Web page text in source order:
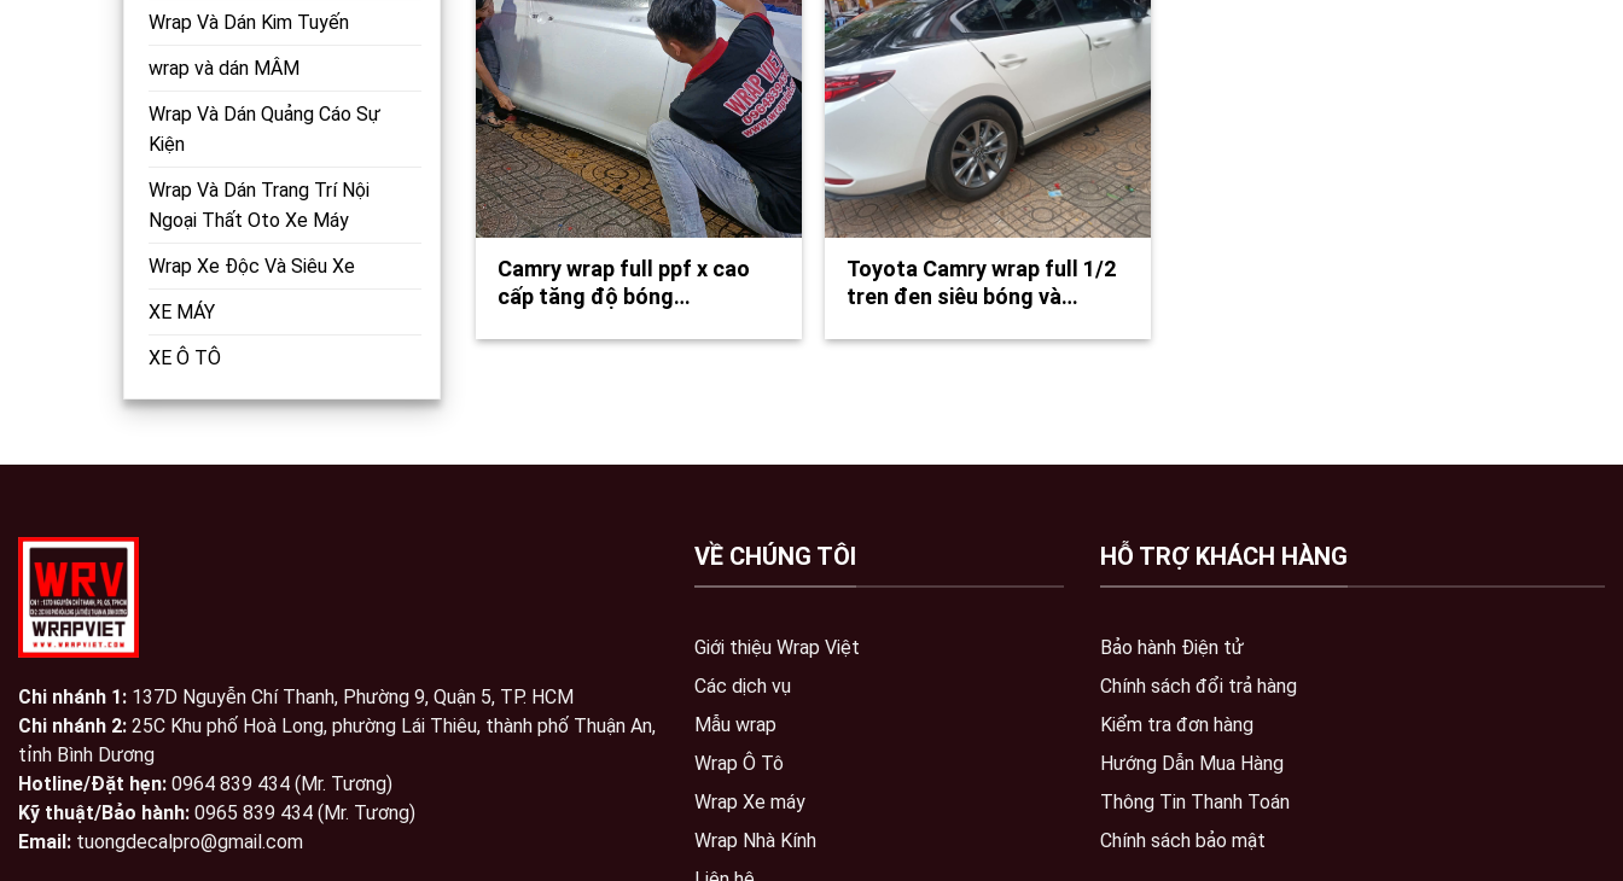
Wrap Và Dán Kim Tuyến
wrap và dán MÂM
Wrap Và Dán Quảng Cáo Sự
Kiện
Wrap Và Dán Trang Trí Nội
Ngoại Thất Oto Xe Máy
Wrap Xe Độc Và Siêu Xe
XE MÁY
XE Ô TÔ
Camry wrap full ppf x cao
cấp tăng độ bóng…
Toyota Camry wrap full 1/2
tren đen siêu bóng và…
Chi nhánh 1: 137D Nguyễn Chí Thanh, Phường 9, Quận 5, TP. HCM
Chi nhánh 2: 25C Khu phố Hoà Long, phường Lái Thiêu, thành phố Thuận An,
tỉnh Bình Dương
Hotline/Đặt hẹn: 0964 839 434 (Mr. Tương)
Kỹ thuật/Bảo hành: 0965 839 434 (Mr. Tương)
Email: tuongdecalpro@gmail.com
VỀ CHÚNG TÔI
Giới thiệu Wrap Việt
Các dịch vụ
Mẫu wrap
Wrap Ô Tô
Wrap Xe máy
Wrap Nhà Kính
HỖ TRỢ KHÁCH HÀNG
Bảo hành Điện tử
Chính sách đổi trả hàng
Kiểm tra đơn hàng
Hướng Dẫn Mua Hàng
Thông Tin Thanh Toán
Chính sách bảo mật